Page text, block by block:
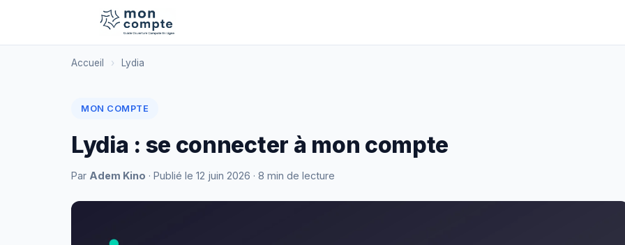
Accueil › Lydia
MON COMPTE
Lydia : se connecter à mon compte
Par Adem Kino · Publié le 12 juin 2026 · 8 min de lecture